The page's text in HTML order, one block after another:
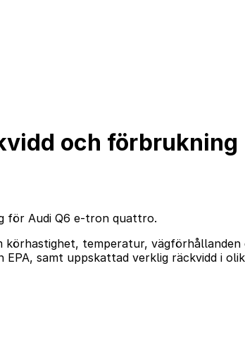
och förbrukning
för Audi Q6 e-tron quattro.
körhastighet, temperatur,
samt uppskattad verklig räckvidd i